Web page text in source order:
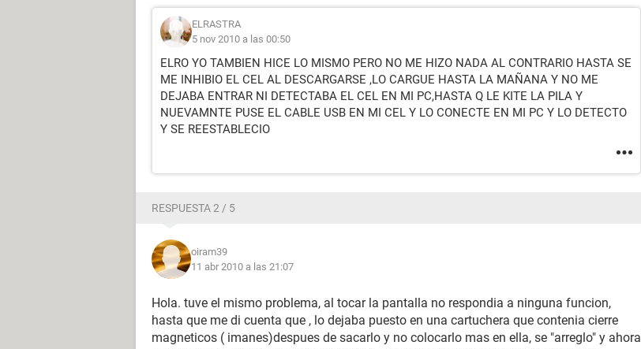
ELRASTRA
5 nov 2010 a las 00:50
ELRO YO TAMBIEN HICE LO MISMO PERO NO ME HIZO NADA AL CONTRARIO HASTA SE
ME INHIBIO EL CEL AL DESCARGARSE ,LO CARGUE HASTA LA MAÑANA Y NO ME
DEJABA ENTRAR NI DETECTABA EL CEL EN MI PC,HASTA Q LE KITE LA PILA Y
NUEVAMNTE PUSE EL CABLE USB EN MI CEL Y LO CONECTE EN MI PC Y LO DETECTO
Y SE REESTABLECIO
RESPUESTA 2 / 5
oiram39
11 abr 2010 a las 21:07
Hola. tuve el mismo problema, al tocar la pantalla no respondia a ninguna funcion,
hasta que me di cuenta que , lo dejaba puesto en una cartuchera que contenia cierre
magneticos ( imanes)despues de sacarlo y no colocarlo mas en ella, se "arreglo" y ahora